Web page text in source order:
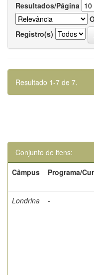
Resultados/Página
Registro(s)
Resultado 1-7 de 7.
Conjunto de itens:
Câmpus
Programa/
Londrina -